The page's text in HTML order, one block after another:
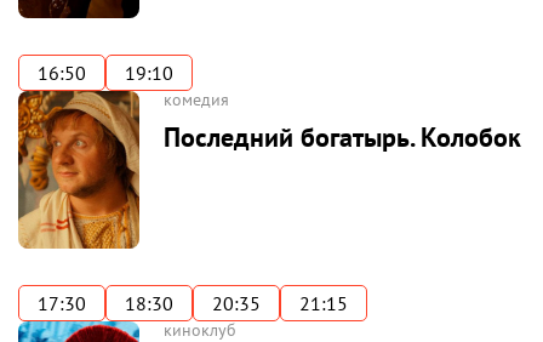
16:50 19:10
комедия
Последний богатырь. Колобок
17:30 18:30 20:35 21:15
киноклуб